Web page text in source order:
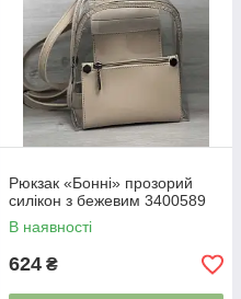
Рюкзак «Бонні» прозорий
силікон з бежевим 3400589
В наявності
624 ₴